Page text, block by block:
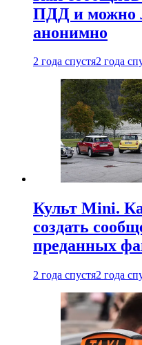
ПДД и можно
анонимно
2 года спустя2 года
Культ Mini.
создать
преданных
2 года спустя2 года